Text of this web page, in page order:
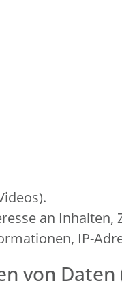
an Inhalten,
IP-
von Daten